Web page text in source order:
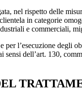
nel rispetto delle
in categorie
e commerciali,
l’esecuzione degli
sensi dell’art. 130,